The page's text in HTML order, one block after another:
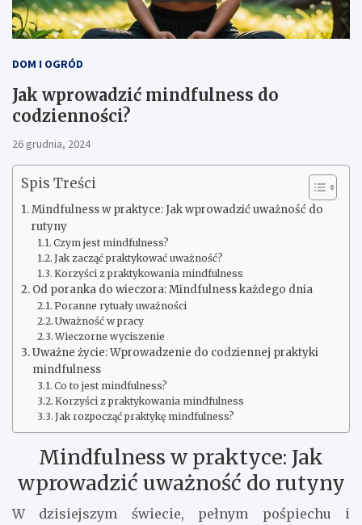
DOM I OGRÓD
Jak wprowadzić mindfulness do
codzienności?
26 grudnia, 2024
Spis Treści
Mindfulness w praktyce: Jak wprowadzić uważność do
rutyny
Czym jest mindfulness?
Jak zacząć praktykować uważność?
Korzyści z praktykowania mindfulness
Od poranka do wieczora: Mindfulness każdego dnia
Poranne rytuały uważności
Uważność w pracy
Wieczorne wyciszenie
Uważne życie: Wprowadzenie do codziennej praktyki
mindfulness
Co to jest mindfulness?
Korzyści z praktykowania mindfulness
Jak rozpocząć praktykę mindfulness?
Mindfulness w praktyce: Jak
wprowadzić uważność do rutyny
W dzisiejszym świecie, pełnym pośpiechu i